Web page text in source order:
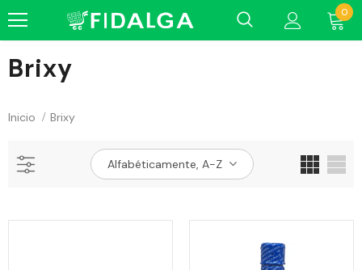
0
Brixy
Inicio Brixy
Alfabéticamente, A-Z